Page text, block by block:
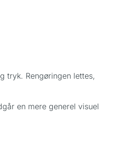
tryk. Rengøringen lettes,
en mere generel visuel